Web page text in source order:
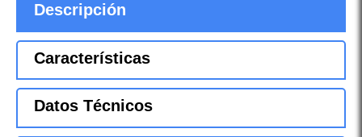
Descripción
Características
Datos Técnicos